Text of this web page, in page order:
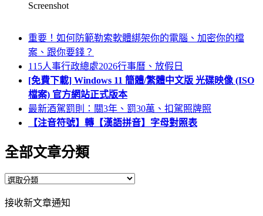
Screenshot
重要！如何防範勒索軟體綁架你的電腦、加密你的檔
案、跟你要錢？
115人事行政總處2026行事曆、放假日
[免費下載] Windows 11 簡體/繁體中文版 光碟映像 (ISO
檔案) 官方網站正式版本
最新酒駕罰則：關3年、罰30萬、扣駕照牌照
【注音符號】轉【漢語拼音】字母對照表
全部文章分類
全
文
接收新文章通知